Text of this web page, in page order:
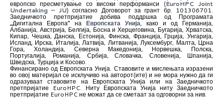
европско пресметување со високи перформанси (EuroHPC Joint
Undertaking – JU) согласно Договорот за грант бр. 101306701.
Заедничкото претпријатие добива поддршка од Програмата
„Дигитална Европа“ на Европската Унија, како и од Германија,
Албанија, Австрија, Белгија, Босна и Херцеговина, Бугарија, Хрватска,
Кипар, Чешка, Данска, Естонија, Финска, Франција, Грција, Унгарија,
Исланд, Ирска, Италија, Латвија, Литванија, Луксембург, Малта, Црна
Гора, Холандија, Северна Македонија, Норвешка, Полска,
Португалија, Романија, Србија, Словачка, Словенија, Шпанија,
Шведска, Турција и Косово.
Финансирано од Европската Унија. Ставовите и мислењата изразени
во овој материјал се исклучиво на авторот(ите) и не мора нужно да ги
одразуваат ставовите на Европската Унија или на Заедничкото
претпријатие EuroHPC. Ниту Европската Унија ниту Заедничкото
претпријатие EuroHPC не можат да се сметаат за одговорни за нив.